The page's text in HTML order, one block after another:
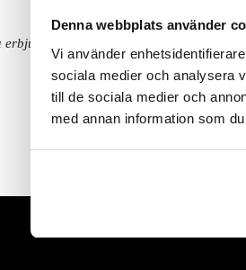
Denna webbplats använder
Vi använder
sociala medier och analysera
till de sociala medier och
med annan information som
eller redan nedsatta priser.